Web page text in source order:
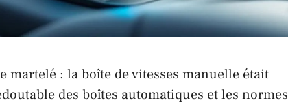
martelé : la boîte de vitesses manuelle était
des boîtes automatiques et les normes